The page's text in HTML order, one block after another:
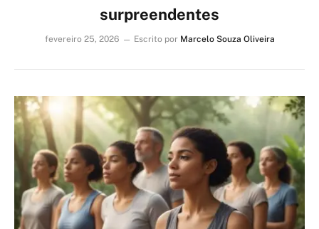
surpreendentes
fevereiro 25, 2026 Escrito por Marcelo Souza Oliveira